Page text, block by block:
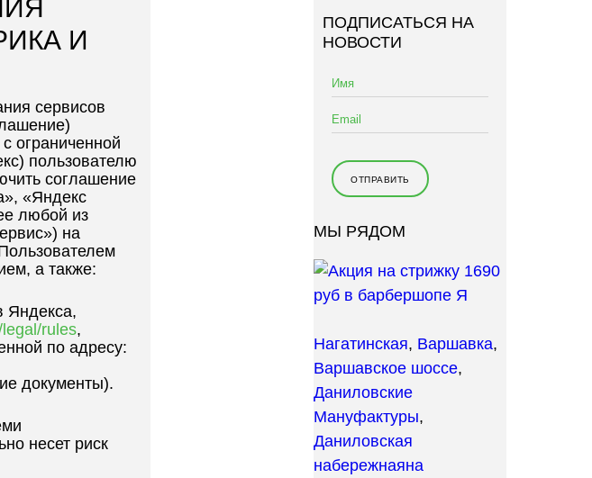
И
сервисов
ограниченной
пользователю
соглашение
«Яндекс
любой из
на
а также:
Яндекса,
rules,
по адресу:
документы).
несет риск
т
ПОДПИСАТЬСЯ НА
НОВОСТИ
МЫ РЯДОМ
Нагатинская, Варшавка,
Варшавское шоссе,
Даниловские
Мануфактуры,
Даниловская
набережнаяна